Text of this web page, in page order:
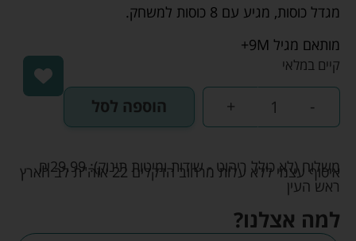
מגדל כוסות, מגיע עם 8 כוסות למשחק.
מותאם מגיל 9M+
קיים במלאי
-
+ הוספה לסל
משלוח (לא כולל ריהוט - שידות ומיטות תינוק): ₪29.99
איסוף עצמי ללא עלות מרחוב הדקלים 22 אזה"ת לב הארץ
ראש העין
למה אצלנו?